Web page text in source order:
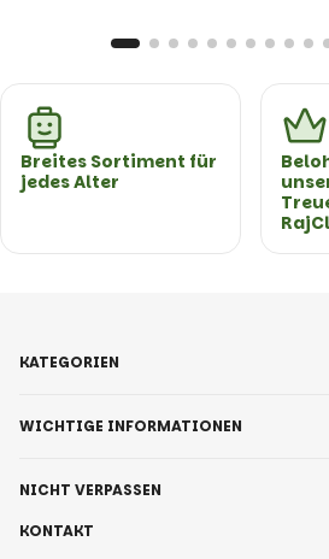
Breites Sortiment für
jedes Alter
KONTAKT
KATEGORIEN
WICHTIGE INFORMATIONEN
NICHT VERPASSEN